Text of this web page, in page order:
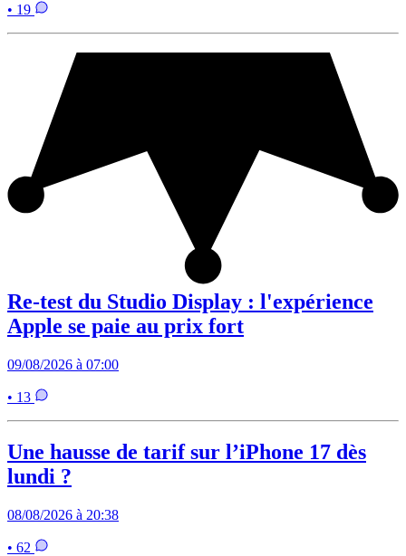
• 19
Re-test du Studio Display : l'expérience
Apple se paie au prix fort
09/08/2026 à 07:00
• 13
Une hausse de tarif sur l’iPhone 17 dès
lundi ?
08/08/2026 à 20:38
• 62